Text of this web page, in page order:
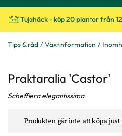
Tujahäck - köp 20 plantor från
Tips & råd Växtinformation
Praktaralia 'Castor'
Schefflera elegantissima
Produkten går inte att köpa just